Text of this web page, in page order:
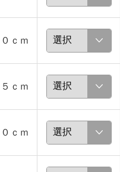
ｃｍ
ｃｍ
ｃｍ